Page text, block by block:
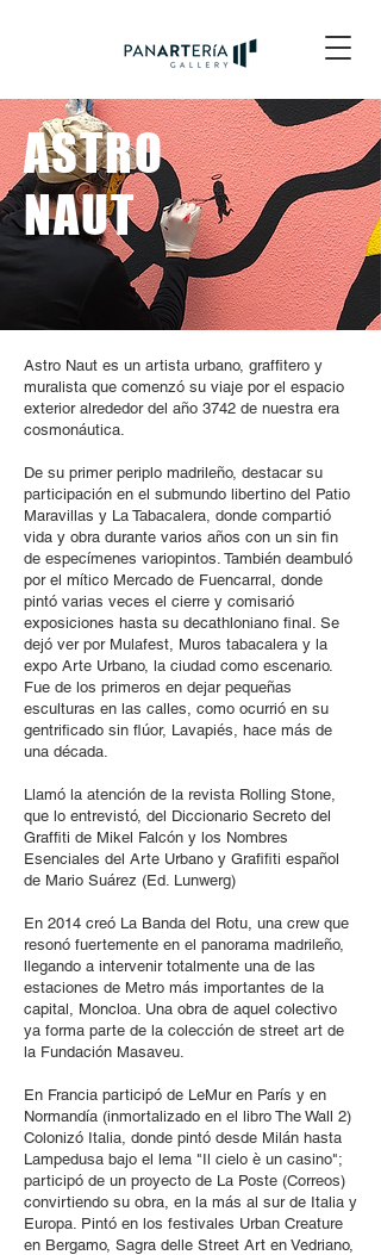
ASTRO
NAUT
Astro Naut es un artista urbano, graffitero y
muralista que comenzó su viaje por el espacio
exterior alrededor del año 3742 de nuestra era
cosmonáutica.
De su primer periplo madrileño, destacar su
participación en el submundo libertino del Patio
Maravillas y La Tabacalera, donde compartió
vida y obra durante varios años con un sin fin
de especímenes variopintos. También deambuló
por el mítico Mercado de Fuencarral, donde
pintó varias veces el cierre y comisarió
exposiciones hasta su decathloniano final. Se
dejó ver por Mulafest, Muros tabacalera y la
expo Arte Urbano, la ciudad como escenario.
Fue de los primeros en dejar pequeñas
esculturas en las calles, como ocurrió en su
gentrificado sin flúor, Lavapiés, hace más de
una década.
Llamó la atención de la revista Rolling Stone,
que lo entrevistó, del Diccionario Secreto del
Graffiti de Mikel Falcón y los Nombres
Esenciales del Arte Urbano y Grafifiti español
de Mario Suárez (Ed. Lunwerg)
En 2014 creó La Banda del Rotu, una crew que
resonó fuertemente en el panorama madrileño,
llegando a intervenir totalmente una de las
estaciones de Metro más importantes de la
capital, Moncloa. Una obra de aquel colectivo
ya forma parte de la colección de street art de
la Fundación Masaveu.
En Francia participó de LeMur en París y en
Normandía (inmortalizado en el libro The Wall 2)
Colonizó Italia, donde pintó desde Milán hasta
Lampedusa bajo el lema "Il cielo è un casino";
participó de un proyecto de La Poste (Correos)
convirtiendo su obra, en la más al sur de Italia y
Europa. Pintó en los festivales Urban Creature
en Bergamo, Sagra delle Street Art en Vedriano,